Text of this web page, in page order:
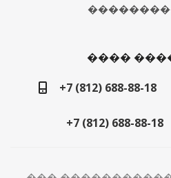
����
+7 (812) 688-88-18
+7 (812) 688-88-18